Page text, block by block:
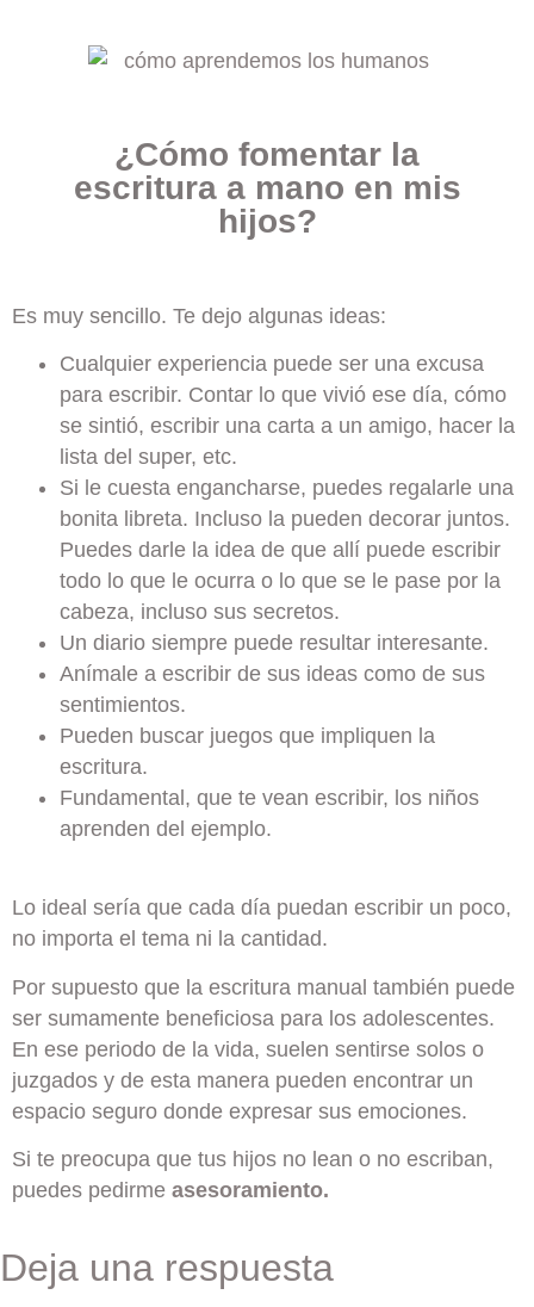
¿Cómo fomentar la
escritura a mano en mis
hijos?
Es muy sencillo. Te dejo algunas ideas:
Cualquier experiencia puede ser una excusa
para escribir. Contar lo que vivió ese día, cómo
se sintió, escribir una carta a un amigo, hacer la
lista del super, etc.
Si le cuesta engancharse, puedes regalarle una
bonita libreta. Incluso la pueden decorar juntos.
Puedes darle la idea de que allí puede escribir
todo lo que le ocurra o lo que se le pase por la
cabeza, incluso sus secretos.
Un diario siempre puede resultar interesante.
Anímale a escribir de sus ideas como de sus
sentimientos.
Pueden buscar juegos que impliquen la
escritura.
Fundamental, que te vean escribir, los niños
aprenden del ejemplo.
Lo ideal sería que cada día puedan escribir un poco,
no importa el tema ni la cantidad.
Por supuesto que la escritura manual también puede
ser sumamente beneficiosa para los adolescentes.
En ese periodo de la vida, suelen sentirse solos o
juzgados y de esta manera pueden encontrar un
espacio seguro donde expresar sus emociones.
Si te preocupa que tus hijos no lean o no escriban,
puedes pedirme asesoramiento.
Deja una respuesta